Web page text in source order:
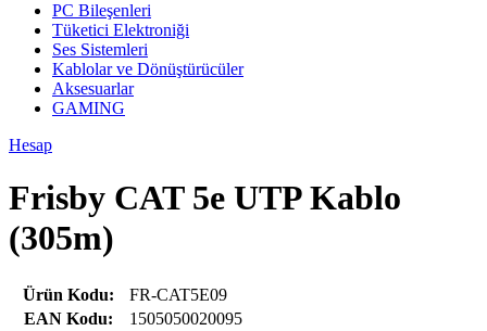
PC Bileşenleri
Tüketici Elektroniği
Ses Sistemleri
Kablolar ve Dönüştürücüler
Aksesuarlar
GAMING
Hesap
Frisby CAT 5e UTP Kablo
(305m)
Ürün Kodu:
FR-CAT5E09
EAN Kodu:
1505050020095